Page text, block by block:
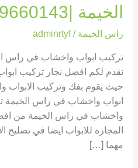
الخيمة |0569660143| تفصيل
راس الخيمة /
adminrtyf
نقدم لكم افضل نجار تركيب
حيث يقوم بفك وتركيب الابواب
ابواب واخشاب في راس الخيمة
واخشاب في راس الخيمة من
المجاره للابواب ايضا في تصليح
مهما […]